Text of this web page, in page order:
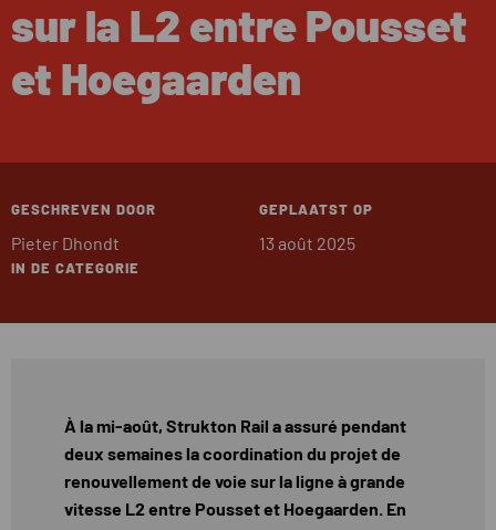
sur la L2 entre Pousset
et Hoegaarden
GESCHREVEN DOOR
Pieter Dhondt
GEPLAATST OP
13 août 2025
IN DE CATEGORIE
À la mi-août, Strukton Rail a assuré pendant
deux semaines la coordination du projet de
renouvellement de voie sur la ligne à grande
vitesse L2 entre Pousset et Hoegaarden. En